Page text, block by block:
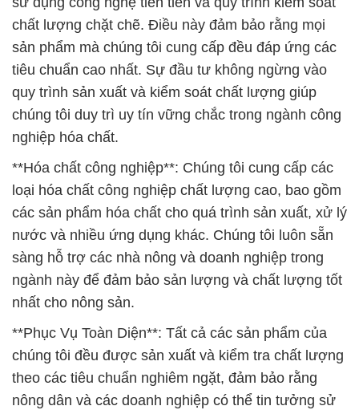
chất lượng chặt chẽ. Điều này đảm bảo rằng mọi
sản phẩm mà chúng tôi cung cấp đều đáp ứng các
tiêu chuẩn cao nhất. Sự đầu tư không ngừng vào
quy trình sản xuất và kiểm soát chất lượng giúp
chúng tôi duy trì uy tín vững chắc trong ngành công
nghiệp hóa chất.
**Hóa chất công nghiệp**: Chúng tôi cung cấp các
loại hóa chất công nghiệp chất lượng cao, bao gồm
các sản phẩm hóa chất cho quá trình sản xuất, xử lý
nước và nhiều ứng dụng khác. Chúng tôi luôn sẵn
sàng hỗ trợ các nhà nông và doanh nghiệp trong
ngành này để đảm bảo sản lượng và chất lượng tốt
nhất cho nông sản.
**Phục Vụ Toàn Diện**: Tất cả các sản phẩm của
chúng tôi đều được sản xuất và kiểm tra chất lượng
theo các tiêu chuẩn nghiêm ngặt, đảm bảo rằng
nông dân và các doanh nghiệp có thể tin tưởng sử